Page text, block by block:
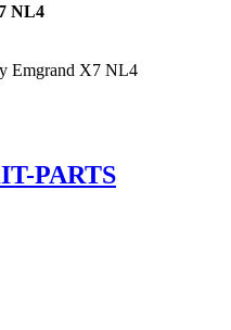
NL4
Emgrand X7 NL4
PARTS